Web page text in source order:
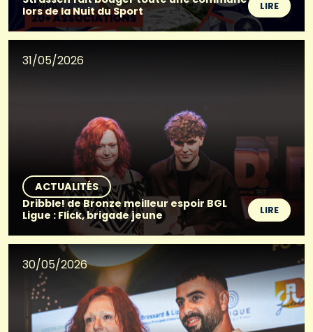
lors de la Nuit du Sport
LIRE
31/05/2026
ACTUALITÉS
Dribble! de Bronze meilleur espoir BGL
Ligue : Flick, brigade jeune
LIRE
30/05/2026